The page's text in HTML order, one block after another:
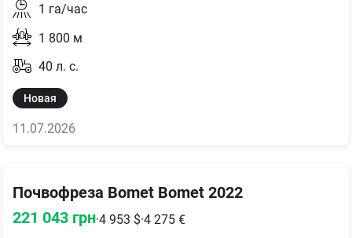
1 га/час
1 800 м
40 л. с.
Новая
11.07.2026
Почвофреза Bomet Bomet 2022
221 043 грн·4 953 $·4 275 €